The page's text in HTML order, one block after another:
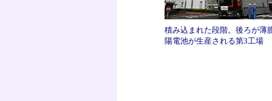
積み込まれた段階。後ろが薄
陽電池が生産される第3工場